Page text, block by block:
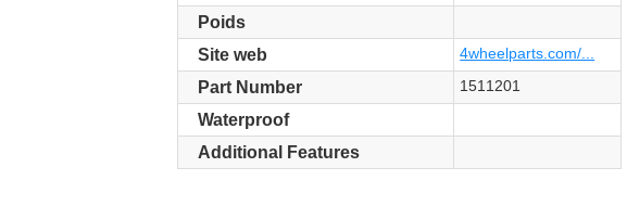
Poids
Site web
4wheelparts.com/...
Part Number 1511201
Waterproof
Additional Features